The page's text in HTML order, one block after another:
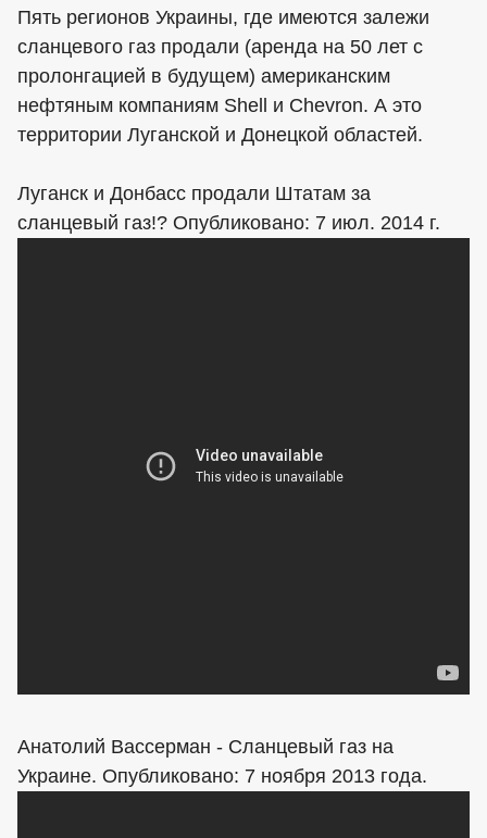
Пять регионов Украины, где имеются залежи
сланцевого газ продали (аренда на 50 лет с
пролонгацией в будущем) американским
нефтяным компаниям Shell и Chevron. А это
территории Луганской и Донецкой областей.
Луганск и Донбасс продали Штатам за
сланцевый газ!? Опубликовано: 7 июл. 2014 г.
Анатолий Вассерман - Сланцевый газ на
Украине. Опубликовано: 7 ноября 2013 года.